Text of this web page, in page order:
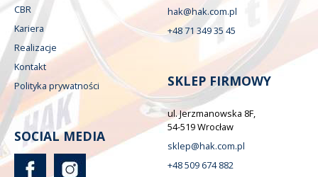
CBR
Kariera
Realizacje
Kontakt
Polityka prywatności
SOCIAL MEDIA
hak@hak.com.pl
+48 71 349 35 45
SKLEP FIRMOWY
ul. Jerzmanowska 8F,
54-519 Wrocław
sklep@hak.com.pl
+48 509 674 882